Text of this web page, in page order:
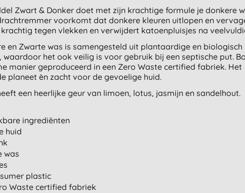
Zwart & Donker doet met zijn krachtige formule je donkere
voorkomt dat donkere kleuren uitlopen en
tegen vlekken en verwijdert katoenpluisjes na
en Zwarte was is samengesteld uit plantaardige en biologisch
het ook veilig is voor gebruik bij een septische put.
manier geproduceerd in een Zero Waste certified fabriek. Het
planeet èn zacht voor de gevoelige huid.
een heerlijke geur van limoen, lotus, jasmijn en sandelhout.
ingrediënten
huid
was
plastic
Waste certified fabriek